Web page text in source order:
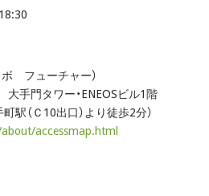
ボ フューチャー）
手門タワー・ENEOSビル1階
駅（Ｃ10出口）より徒歩2分）
accessmap.html